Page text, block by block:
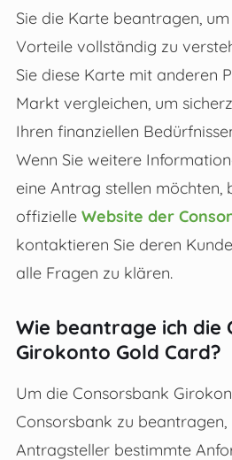
Sie die Karte beantragen,
Vorteile vollständig zu
Sie diese Karte mit anderen
Markt vergleichen, um
Ihren finanziellen
Wenn Sie weitere
eine Antrag stellen möchten,
offizielle Website der
kontaktieren Sie deren
alle Fragen zu klären.
Wie beantrage ich die
Girokonto Gold Card?
Um die Consorsbank
Consorsbank zu beantragen,
Antragsteller bestimmte